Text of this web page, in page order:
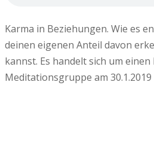
Karma in Beziehungen. Wie es
deinen eigenen Anteil davon
kannst. Es handelt sich um
Meditationsgruppe am